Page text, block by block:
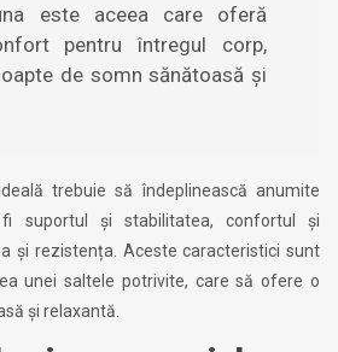
este aceea care oferă
pentru întregul corp,
de somn sănătoasă și
trebuie să îndeplinească anumite
suportul și stabilitatea, confortul și
și rezistența. Aceste caracteristici sunt
unei saltele potrivite, care să ofere o
și relaxantă.